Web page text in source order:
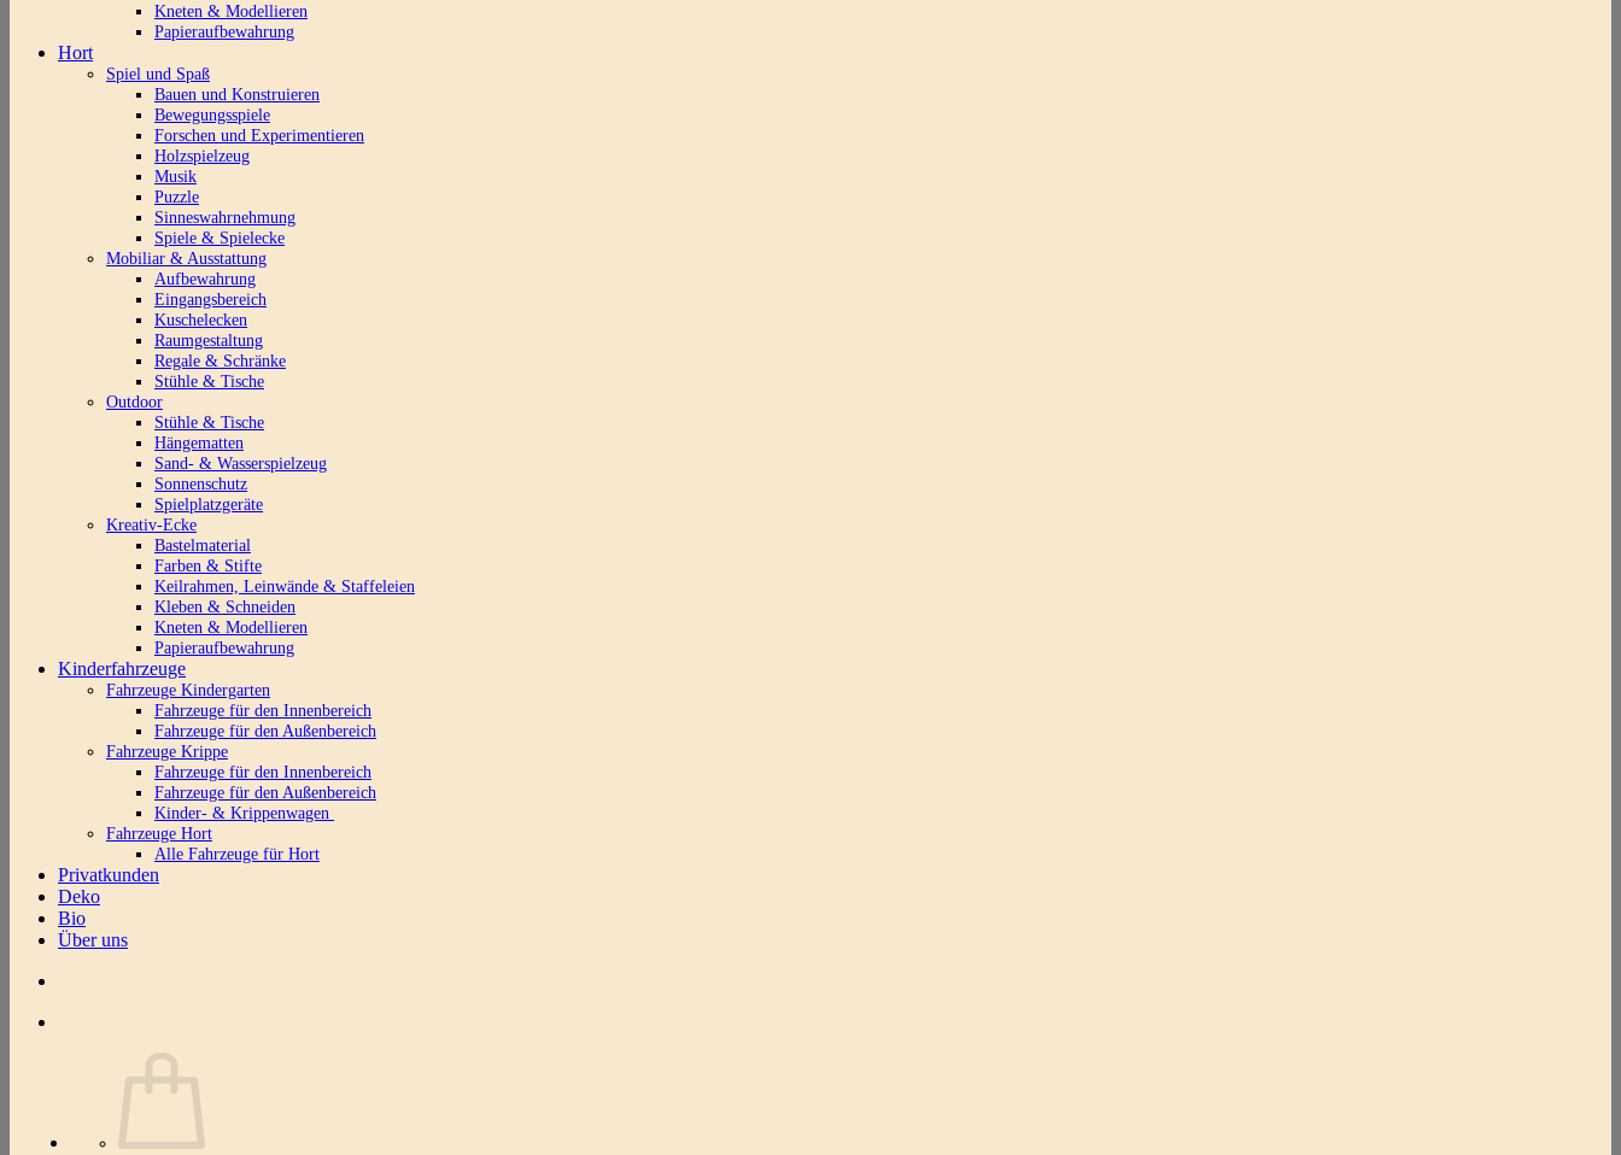
Kneten & Modellieren
Papieraufbewahrung
Hort
Spiel und Spaß
Bauen und Konstruieren
Bewegungsspiele
Forschen und Experimentieren
Holzspielzeug
Musik
Puzzle
Sinneswahrnehmung
Spiele & Spielecke
Mobiliar & Ausstattung
Aufbewahrung
Eingangsbereich
Kuschelecken
Raumgestaltung
Regale & Schränke
Stühle & Tische
Outdoor
Stühle & Tische
Hängematten
Sand- & Wasserspielzeug
Sonnenschutz
Spielplatzgeräte
Kreativ-Ecke
Bastelmaterial
Farben & Stifte
Keilrahmen, Leinwände & Staffeleien
Kleben & Schneiden
Kneten & Modellieren
Papieraufbewahrung
Kinderfahrzeuge
Fahrzeuge Kindergarten
Fahrzeuge für den Innenbereich
Fahrzeuge für den Außenbereich
Fahrzeuge Krippe
Fahrzeuge für den Innenbereich
Fahrzeuge für den Außenbereich
Kinder- & Krippenwagen
Fahrzeuge Hort
Alle Fahrzeuge für Hort
Privatkunden
Deko
Bio
Über uns